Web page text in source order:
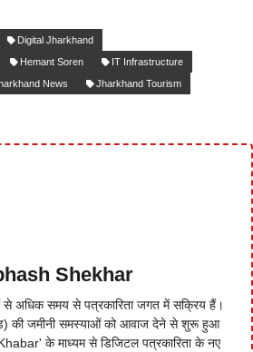
Digital Jharkhand
Hemant Soren
IT Infrastructure
News
Jharkhand Tourism
Shekhar
अधिक समय से पत्रकारिता जगत में सक्रिय हैं।
की जमीनी समस्याओं को आवाज देने से शुरू हुआ
के माध्यम से डिजिटल पत्रकारिता के नए